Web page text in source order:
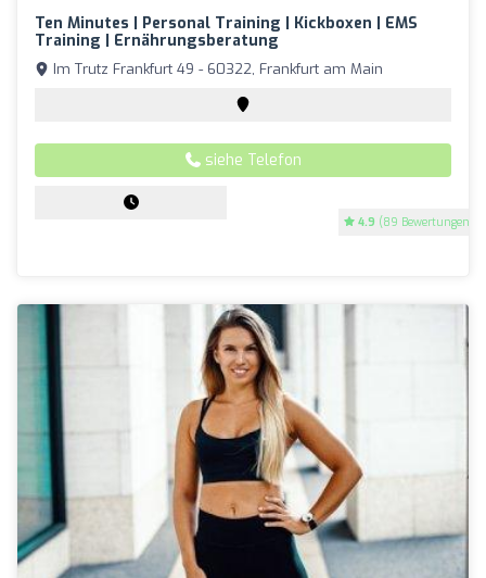
Ten Minutes | Personal Training | Kickboxen | EMS
Training | Ernährungsberatung
4.9 (89 Bewertungen)
Im Trutz Frankfurt 49 - 60322, Frankfurt am Main
siehe Telefon